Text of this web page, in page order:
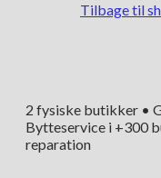
Tilbage til
2 fysiske butikker •
Bytteservice i +300
reparation